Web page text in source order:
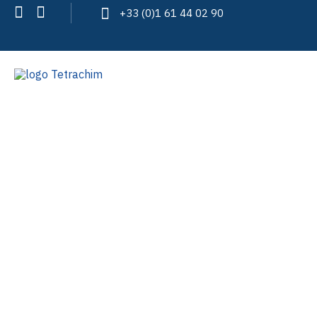
+33 (0)1 61 44 02 90